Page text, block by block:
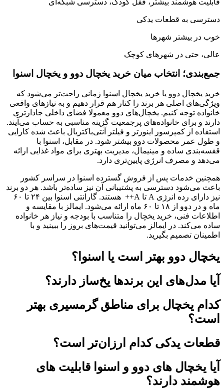
دسترسی به قطعات یدکی
خوب در بیشتر شهرها
عالی، حتی در شهرهای کوچک
جمع‌بندی؛ انتخاب میان خرید یخچال دوو و یخچال اسنوا
خرید یخچال دوو یا خرید یخچال اسنوا زمانی راحت‌تر می‌شود که
ویژگی‌های اصلی هر برند را کنار هم قرار دهیم و به نیازهای واقعی
خانواده توجه کنیم. یخچال‌های دوو معمولا فضای داخلی جادارتری
دارند و برای خانواده‌های پرجمعیت گزینه مناسبی به حساب می‌آیند.
استفاده از کمپرسور اینورتر و فیلتر آنتی‌باکتریال باعث شده کارایی
و طول عمر محصولات دوو بیشتر شود. در مقابل، اسنوا با
قفسه‌بندی ساده و مینیمال، مدیریت بهتری برای مواد غذایی ارائه
می‌دهد و مصرف انرژی پایین‌تری دارد.
همچنین خدمات پس از فروش گسترده اسنوا در سراسر کشور
باعث می‌شود دسترسی به پشتیبانی آن نیز ساده‌تر باشد. هر دو برند
نیز دارای رده انرژی A تا A++ هستند. گارانتی اسنوا بین ۲۴ تا ۶۰
ماه و در دوو از ۱۸ تا ۶۰ ماه ارائه می‌شود. ایمالز با مقایسه و
اطلاعات فنی، خرید یخچال را متناسب با بودجه و نیاز هر خانواده
ساده می‌کند. در ایمالز می‌توانید قیمت‌های بروز را ببینید و با
اطمینان تصمیم بگیرید.
یخچال دوو بهتر است یا اسنوا؟
آیا مدل‌های این برندها یخ‌ساز دارند؟
کدام یخچال برای مناطق گرمسیری بهتر
است؟
قطعات یدکی کدام ارزان‌تر است؟
آیا یخچال های دوو و اسنوا قابلیت های
هوشمند دارند؟